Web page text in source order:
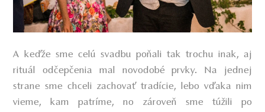
A keďže sme celú svadbu poňali tak trochu inak, aj
rituál odčepčenia mal novodobé prvky. Na jednej
strane sme chceli zachovať tradície, lebo vďaka nim
vieme, kam patríme, no zároveň sme túžili po